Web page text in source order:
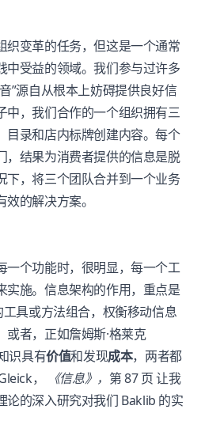
织变革的任务，但这是一个通常
中受益的领域。我们参与过许多
”源自从根本上妨碍提供良好信
中，我们合作的一个组织拥有三
目录和店内标牌创建内容。每个
，结果为消费者提供的信息是脱
下，将三个团队合并到一个业务
的解决方案。
一个功能时，很明显，每一个工
实施。信息架构的作用，重点是
具或方法组合，权衡移动信息
者，正如詹姆斯·格莱克
识具有价值和发现成本，两者都
，
《信息》， 第 87 页 让我
论的深入研究对我们 Baklib 的实